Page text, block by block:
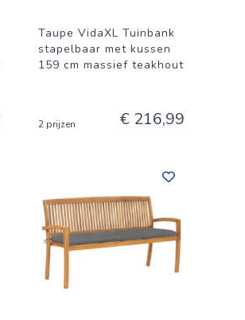
Taupe VidaXL Tuinbank
stapelbaar met kussen
159 cm massief teakhout
2 prijzen € 216,99